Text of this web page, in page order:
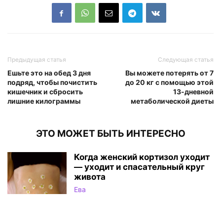
Предыдущая статья
Ешьте это на обед 3 дня
подряд, чтобы почистить
кишечник и сбросить
лишние килограммы
Следующая статья
Вы можете потерять от 7
до 20 кг с помощью этой
13-дневной
метаболической диеты
ЭТО МОЖЕТ БЫТЬ ИНТЕРЕСНО
Когда женский кортизол уходит
— уходит и спасательный круг
живота
Ева